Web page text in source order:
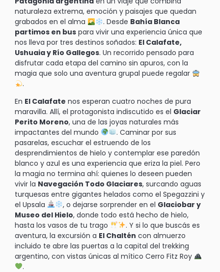
naturaleza extrema, emoción y paisajes que quedan
grabados en el alma
. Desde Bahía Blanca
partimos en bus para vivir una experiencia única que
nos lleva por tres destinos soñados: El Calafate,
Ushuaia y Río Gallegos. Un recorrido pensado para
disfrutar cada etapa del camino sin apuros, con la
magia que solo una aventura grupal puede regalar
.
En El Calafate nos esperan cuatro noches de pura
maravilla. Allí, el protagonista indiscutido es el Glaciar
Perito Moreno, una de las joyas naturales más
impactantes del mundo
. Caminar por sus
pasarelas, escuchar el estruendo de los
desprendimientos de hielo y contemplar ese paredón
blanco y azul es una experiencia que eriza la piel. Pero
la magia no termina ahí: quienes lo deseen pueden
vivir la Navegación Todo Glaciares, surcando aguas
turquesas entre gigantes helados como el Spegazzini y
el Upsala
, o dejarse sorprender en el Glaciobar y
Museo del Hielo, donde todo está hecho de hielo,
hasta los vasos de tu trago
. Y si lo que buscás es
aventura, la excursión a El Chaltén con almuerzo
incluido te abre las puertas a la capital del trekking
argentino, con vistas únicas al mítico Cerro Fitz Roy
.